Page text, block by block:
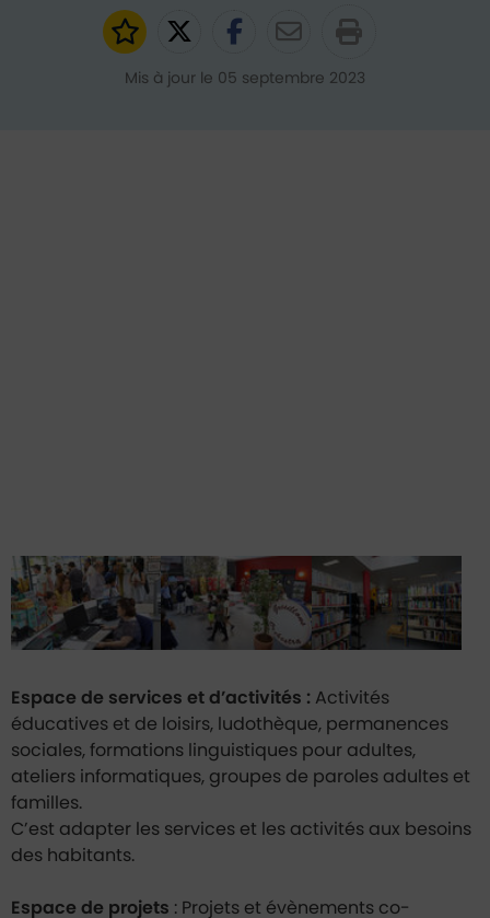
Ajouter aux favoris
Partager sur Twitter
Partager sur
Partager par
Mis à jour le 05 septembre 2023
Espace de services et d’activités : Activités
éducatives et de loisirs, ludothèque, permanences
sociales, formations linguistiques pour adultes,
ateliers informatiques, groupes de paroles adultes et
familles.
C’est adapter les services et les activités aux besoins
des habitants.
Espace de projets : Projets et évènements co-